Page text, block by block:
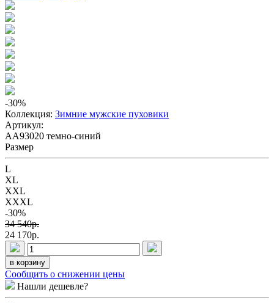
-30%
Коллекция: Зимние мужские пуховики
Артикул:
AA93020 темно-синий
Размер
L
XL
XXL
XXXL
-30%
34 540p.
24 170p.
в корзину
Сообщить о снижении цены
Нашли дешевле?